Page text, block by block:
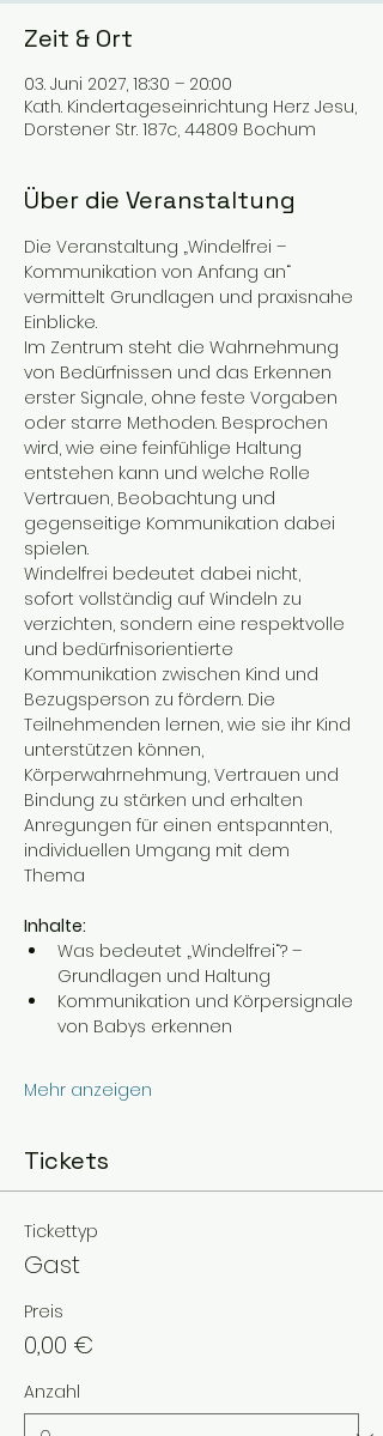
Zeit & Ort
03. Juni 2027, 18:30 – 20:00
Kath. Kindertageseinrichtung Herz Jesu,
Dorstener Str. 187c, 44809 Bochum
Über die Veranstaltung
Die Veranstaltung „Windelfrei –
Kommunikation von Anfang an“
vermittelt Grundlagen und praxisnahe
Einblicke.
Im Zentrum steht die Wahrnehmung
von Bedürfnissen und das Erkennen
erster Signale, ohne feste Vorgaben
oder starre Methoden. Besprochen
wird, wie eine feinfühlige Haltung
entstehen kann und welche Rolle
Vertrauen, Beobachtung und
gegenseitige Kommunikation dabei
spielen.
Windelfrei bedeutet dabei nicht,
sofort vollständig auf Windeln zu
verzichten, sondern eine respektvolle
und bedürfnisorientierte
Kommunikation zwischen Kind und
Bezugsperson zu fördern. Die
Teilnehmenden lernen, wie sie ihr Kind
unterstützen können,
Körperwahrnehmung, Vertrauen und
Bindung zu stärken und erhalten
Anregungen für einen entspannten,
individuellen Umgang mit dem
Thema
Inhalte:
Was bedeutet „Windelfrei“? –
Grundlagen und Haltung
Kommunikation und Körpersignale
von Babys erkennen
Mehr anzeigen
Tickets
Tickettyp
Gast
Preis
0,00 €
Anzahl